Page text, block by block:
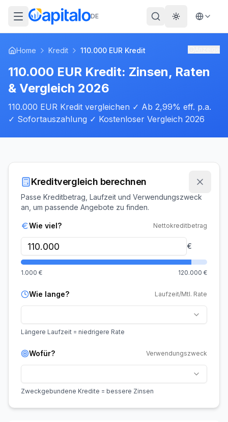
DE Theme
Home Kredit 110.000 EUR Kredit
110.000 EUR Kredit: Zinsen, Raten
& Vergleich 2026
110.000 EUR Kredit vergleichen ✓ Ab 2,99% eff. p.a.
✓ Sofortauszahlung ✓ Kostenloser Vergleich 2026
Kreditvergleich berechnen
Passe Kreditbetrag, Laufzeit und Verwendungszweck
an, um passende Angebote zu finden.
Wie viel? Nettokreditbetrag
€
1.000 € 120.000 €
Wie lange? Laufzeit/Mtl. Rate
Längere Laufzeit = niedrigere Rate
Wofür? Verwendungszweck
Zweckgebundene Kredite = bessere Zinsen